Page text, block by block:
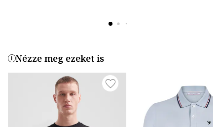
Nézze meg ezeket is